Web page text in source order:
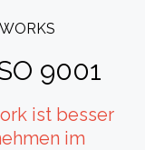
9001
ist besser
im